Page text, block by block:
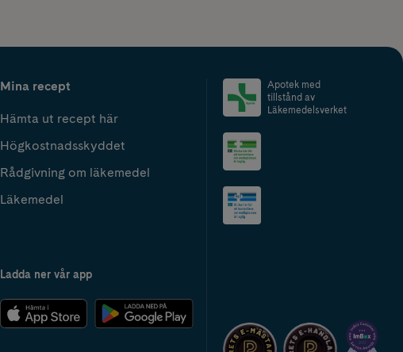
Mina recept
Hämta ut recept här
Högkostnadsskyddet
Rådgivning om läkemedel
Läkemedel
Ladda ner vår app
Apotek med
tillstånd av
Läkemedelsverket